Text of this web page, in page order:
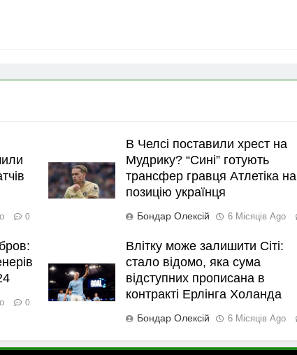
0
В Челсі поставили хрест на
Мудрику? “Сині” готують
трансфер гравця Атлетіка на
позицію українця
Бондар Олексій 6 Місяців Ago
0
Влітку може залишити Сіті:
стало відомо, яка сума
відступних прописана в
контракті Ерлінга Холанда
Бондар Олексій 6 Місяців Ago